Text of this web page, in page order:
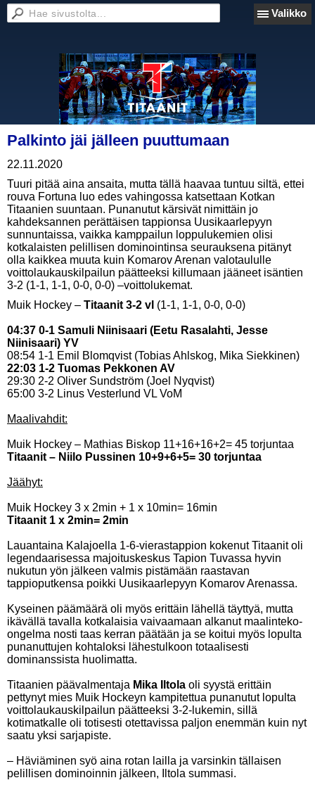
Valikko
Palkinto jäi jälleen puuttumaan
22.11.2020
Tuuri pitää aina ansaita, mutta tällä haavaa tuntuu siltä, ettei
rouva Fortuna luo edes vahingossa katsettaan Kotkan
Titaanien suuntaan. Punanutut kärsivät nimittäin jo
kahdeksannen perättäisen tappionsa Uusikaarlepyyn
sunnuntaissa, vaikka kamppailun loppulukemien olisi
kotkalaisten pelillisen dominointinsa seurauksena pitänyt
olla kaikkea muuta kuin Komarov Arenan valotaululle
voittolaukauskilpailun päätteeksi killumaan jääneet isäntien
3-2 (1-1, 1-1, 0-0, 0-0) –voittolukemat.
Muik Hockey – Titaanit 3-2 vl (1-1, 1-1, 0-0, 0-0)
04:37 0-1 Samuli Niinisaari (Eetu Rasalahti, Jesse
Niinisaari) YV
08:54 1-1 Emil Blomqvist (Tobias Ahlskog, Mika Siekkinen)
22:03 1-2 Tuomas Pekkonen AV
29:30 2-2 Oliver Sundström (Joel Nyqvist)
65:00 3-2 Linus Vesterlund VL VoM
Maalivahdit:
Muik Hockey – Mathias Biskop 11+16+16+2= 45 torjuntaa
Titaanit – Niilo Pussinen 10+9+6+5= 30 torjuntaa
Jäähyt:
Muik Hockey 3 x 2min + 1 x 10min= 16min
Titaanit 1 x 2min= 2min
Lauantaina Kalajoella 1-6-vierastappion kokenut Titaanit oli
legendaarisessa majoituskeskus Tapion Tuvassa hyvin
nukutun yön jälkeen valmis pistämään raastavan
tappioputkensa poikki Uusikaarlepyyn Komarov Arenassa.
Kyseinen päämäärä oli myös erittäin lähellä täyttyä, mutta
ikävällä tavalla kotkalaisia vaivaamaan alkanut maalinteko-
ongelma nosti taas kerran päätään ja se koitui myös lopulta
punanuttujen kohtaloksi lähestulkoon totaalisesti
dominanssista huolimatta.
Titaanien päävalmentaja Mika Iltola oli syystä erittäin
pettynyt mies Muik Hockeyn kampitettua punanutut lopulta
voittolaukauskilpailun päätteeksi 3-2-lukemin, sillä
kotimatkalle oli totisesti otettavissa paljon enemmän kuin nyt
saatu yksi sarjapiste.
– Häviäminen syö aina rotan lailla ja varsinkin tällaisen
pelillisen dominoinnin jälkeen, Iltola summasi.